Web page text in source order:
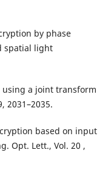
by phase
spatial light
using a joint transform
2031–2035.
based on input
Opt. Lett., Vol. 20 ,